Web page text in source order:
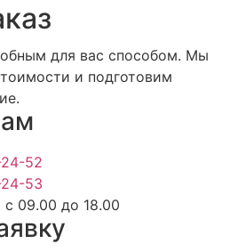
для вас способом. Мы
и подготовим
52
53
с 09.00 до 18.00